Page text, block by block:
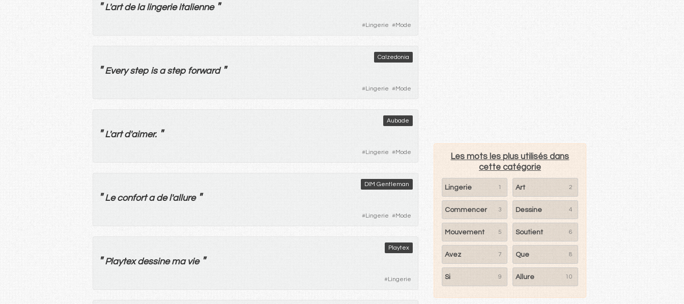
"L'art de la lingerie italienne "
#Lingerie #Mode
Calzedonia
"Every step is a step forward "
#Lingerie #Mode
Aubade
"L'artd'aimer. "
#Lingerie #Mode
DIM Gentleman
" Le confort a del'allure "
#Lingerie #Mode
Playtex
"Playtexdessine ma vie "
#Lingerie
Les mots les plus utilisés dans
cette catégorie
Lingerie 1 Art 2
Commencer 3 Dessine 4
Mouvement 5 Soutient 6
Avez 7 Que 8
Si 9 Allure 10